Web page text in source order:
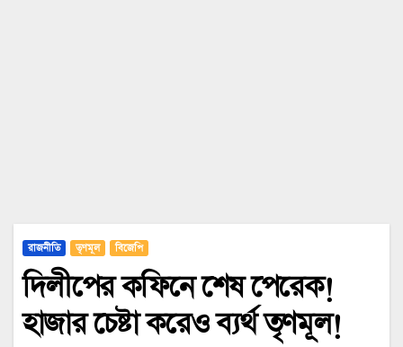
রাজনীতি তৃণমূল বিজেপি
দিলীপের কফিনে শেষ পেরেক!
হাজার চেষ্টা করেও ব্যর্থ তৃণমূল!